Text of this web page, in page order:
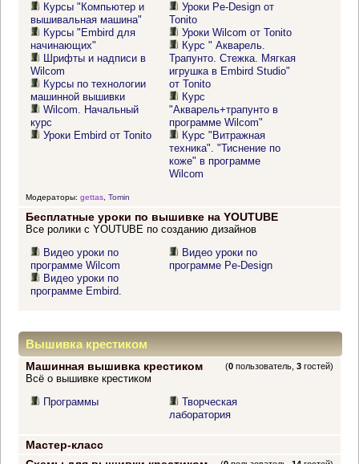
Курсы "Компьютер и
вышивальная машина"
Курсы "Embird для
начинающих"
Шрифты и надписи в
Wilcom
Курсы по технологии
машинной вышивки
Wilcom. Начальный
курс
Уроки Embird от Tonito
Уроки Pe-Design от
Tonito
Уроки Wilcom от Tonito
Курс " Акварель.
Трапунто. Стежка. Мягкая
игрушка в Embird Studio"
от Tonito
Курс
"Акварель+трапунто в
программе Wilcom"
Курс "Витражная
техника". "Тиснение по
коже" в программе
Wilcom
Модераторы: gettas, Tomin
Бесплатные уроки по вышивке на YOUTUBE
Все ролики с YOUTUBE по созданию дизайнов
Видео уроки по
программе Wilcom
Видео уроки по
программе Embird.
Видео уроки по
программе Pe-Design
Вышивка крестиком
Машинная вышивка крестиком (0 пользователь,3 гостей)
Всё о вышивке крестиком
Программы
Творческая
лаборатория
Мастер-класс